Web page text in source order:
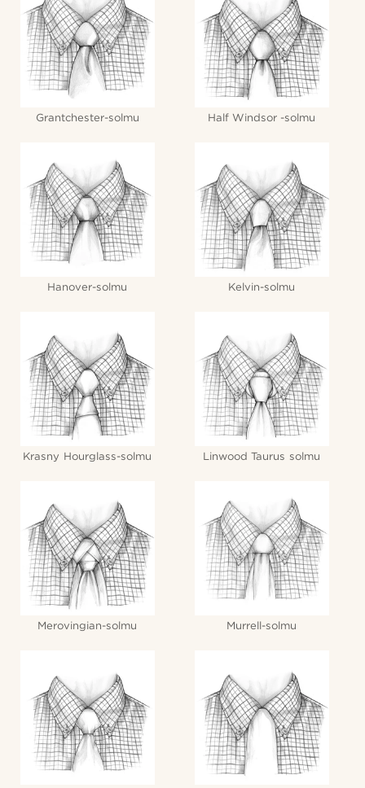
Grantchester-solmu Half Windsor -solmu
Hanover-solmu Kelvin-solmu
Krasny Hourglass-solmu Linwood Taurus solmu
Merovingian-solmu Murrell-solmu